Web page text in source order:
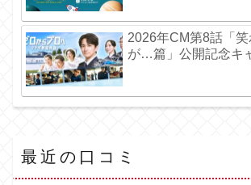
2026年CM第8話「
が…篇」公開記念キ
最近の口コミ